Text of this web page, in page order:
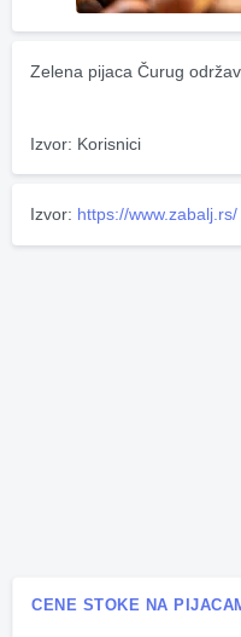
Zelena pijaca Čurug
Izvor: Korisnici
Izvor: https://www.zabalj.rs/
CENE STOKE NA